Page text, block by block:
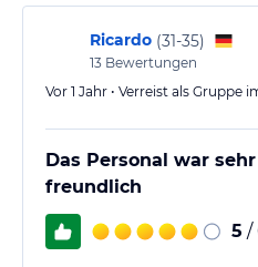
Ricardo (31-35)
13 Bewertungen
Vor 1 Jahr • Verreist als Gruppe
Das Personal war
freundlich
5 /